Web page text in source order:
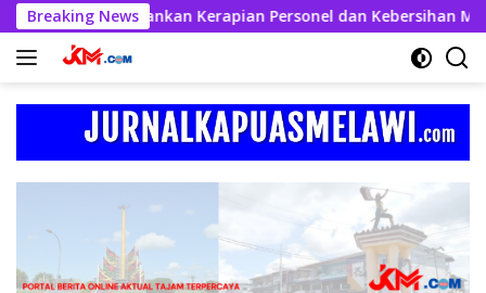
Langsung
ke
konten
Breaking News
Kahfi Tekankan Kerapian Personel dan Kebersihan Mako